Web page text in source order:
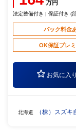
万円
法定整備付き | 保証付き (
パック料金
OK保証プレ
お気に入
北海道 （株）スズ